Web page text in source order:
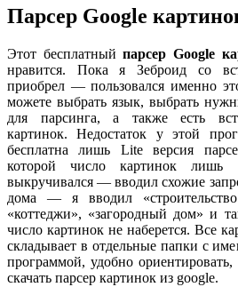
Парсер Google
Этот бесплатныйпарсер Google
нравится. Пока я Зеброид со
приобрел — пользовался именно
можете выбрать язык, выбрать
для парсинга, а также есть
картинок. Недостаток у этой
бесплатна лишь Lite версия
которой число картинок
выкручивался — вводил схожие
дома — я вводил
«коттеджи», «загородный дом» и
число картинок не наберется. Все
складывает в отдельные папки с
программой, удобно
скачать парсер картинок из google.